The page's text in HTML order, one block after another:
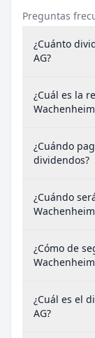
Preguntas
¿Cuánto
AG?
¿Cuál es la
Wachenheim
¿Cuándo
dividendos?
¿Cuándo
Wachenheim
¿Cómo de
Wachenheim
¿Cuál es el
AG?